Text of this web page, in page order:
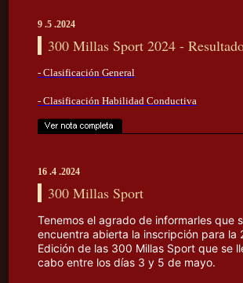
9 .5 .2024
300 Millas Sport 2024 -
- Clasificación General
- Clasificación Habilidad Conductiva
16 .4 .2024
300 Millas Sport
Tenemos el agrado de informarles que
encuentra abierta la inscripción para la
Edición de las 300 Millas Sport que se
cabo entre los días 3 y 5 de mayo.